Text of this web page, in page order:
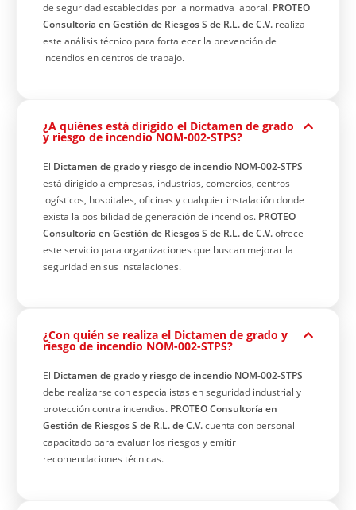
de seguridad establecidas por la normativa laboral. PROTEO
Consultoría en Gestión de Riesgos S de R.L. de C.V. realiza
este análisis técnico para fortalecer la prevención de
incendios en centros de trabajo.
¿A quiénes está dirigido el Dictamen de grado
y riesgo de incendio NOM-002-STPS?
El Dictamen de grado y riesgo de incendio NOM-002-STPS
está dirigido a empresas, industrias, comercios, centros
logísticos, hospitales, oficinas y cualquier instalación donde
exista la posibilidad de generación de incendios. PROTEO
Consultoría en Gestión de Riesgos S de R.L. de C.V.ofrece
este servicio para organizaciones que buscan mejorar la
seguridad en sus instalaciones.
¿Con quién se realiza el Dictamen de grado y
riesgo de incendio NOM-002-STPS?
El Dictamen de grado y riesgo de incendio NOM-002-STPS
debe realizarse con especialistas en seguridad industrial y
protección contra incendios. PROTEO Consultoría en
Gestión de Riesgos S de R.L. de C.V.cuenta con personal
capacitado para evaluar los riesgos y emitir
recomendaciones técnicas.